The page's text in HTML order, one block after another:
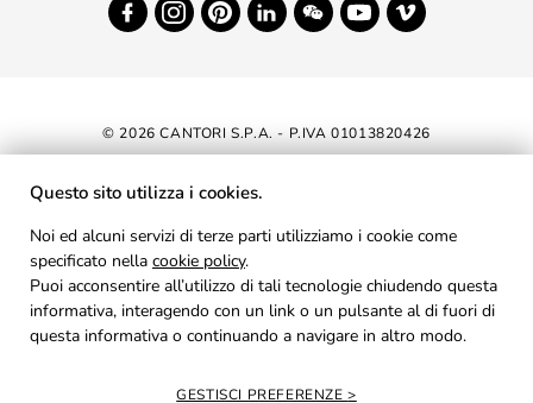
© 2026 CANTORI S.P.A. - P.IVA 01013820426
DICHIARAZIONE DI ACCESSIBILITÀ
AREA RISERVATA
PRIVACY
COOKIES
Questo sito utilizza i cookies.
Noi ed alcuni servizi di terze parti utilizziamo i cookie come
specificato nella cookie policy.
Puoi acconsentire all’utilizzo di tali tecnologie chiudendo questa
informativa, interagendo con un link o un pulsante al di fuori di
questa informativa o continuando a navigare in altro modo.
GESTISCI PREFERENZE